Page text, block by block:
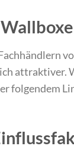
attraktiver.
folgendem